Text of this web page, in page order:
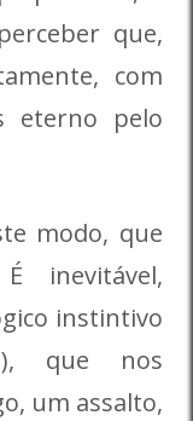
que,
com
eterno pelo
modo, que
inevitável,
instintivo
que nos
um assalto,